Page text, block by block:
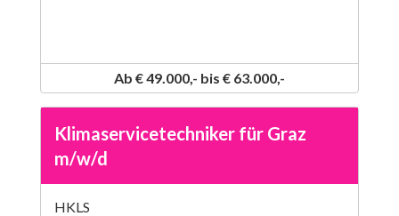
Ab € 49.000,- bis € 63.000,-
Klimaservicetechniker für Graz
m/w/d
HKLS